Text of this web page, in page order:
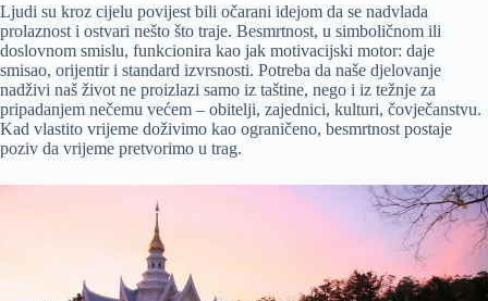
Ljudi su kroz cijelu povijest bili očarani idejom da se nadvlada
prolaznost i ostvari nešto što traje. Besmrtnost, u simboličnom ili
doslovnom smislu, funkcionira kao jak motivacijski motor: daje
smisao, orijentir i standard izvrsnosti. Potreba da naše djelovanje
nadživi naš život ne proizlazi samo iz taštine, nego i iz težnje za
pripadanjem nečemu većem – obitelji, zajednici, kulturi, čovječanstvu.
Kad vlastito vrijeme doživimo kao ograničeno, besmrtnost postaje
poziv da vrijeme pretvorimo u trag.